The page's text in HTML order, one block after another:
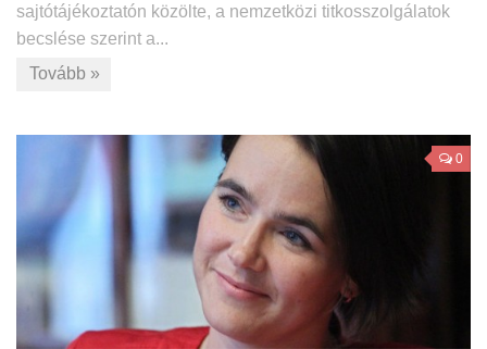
sajtótájékoztatón közölte, a nemzetközi titkosszolgálatok
becslése szerint a...
Tovább »
0